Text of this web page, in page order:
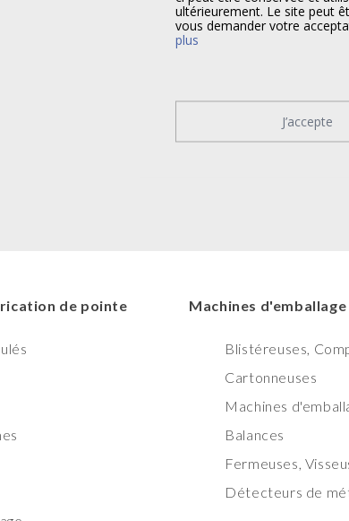
ultérieurement. Le site peut
vous demander votre
plus
J’accepte
de pointe Machines
Blistéreuses,
Cartonneuses
Machines
Balances
Fermeuses,
Détecteurs de